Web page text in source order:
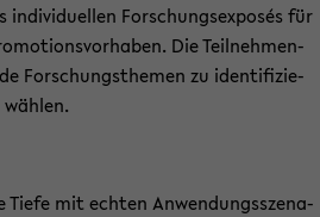
in­di­vi­du­el­len For­schungs­ex­posés für
Die Teil­neh­men­
For­schungs­the­men zu iden­ti­fi­zie­
Tiefe mit ech­ten An­wen­dungs­sze­na­